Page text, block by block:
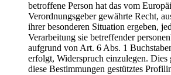
betroffene Person hat das vom
Verordnungsgeber gewährte Recht,
ihrer besonderen Situation ergeben,
Verarbeitung sie betreffender
aufgrund von Art. 6 Abs. 1
erfolgt, Widerspruch einzulegen.
diese Bestimmungen gestütztes